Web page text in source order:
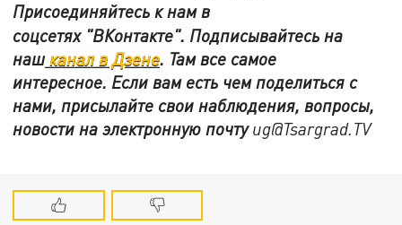
Присоединяйтесь к нам в
соцсетях "ВКонтакте". Подписывайтесь на
нашканал в Дзене. Там все самое
интересное. Если вам есть чем поделиться с
нами, присылайте свои наблюдения, вопросы,
новости на электронную почтуug@Tsargrad.TV